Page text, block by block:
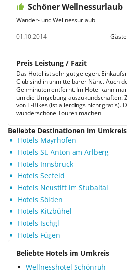
Schöner Wellnessurlaub
Wander- und Wellnessurlaub
01.10.2014
Preis Leistung / Fazit
Das Hotel ist sehr gut gelegen.
Club sind in unmittelbarer Nähe. Auch
Gehminuten entfernt. Im Hotel kann
um die Umgebung auszukundschaften.
von E-Bikes (ist allerdings nicht gratis).
wunderschöne Touren machen.
Beliebte Destinationen im Umkreis
Hotels Mayrhofen
Hotels St. Anton am Arlberg
Hotels Innsbruck
Hotels Seefeld
Hotels Neustift im Stubaital
Hotels Sölden
Hotels Kitzbühel
Hotels Ischgl
Hotels Fügen
Beliebte Hotels im Umkreis
Wellnesshotel Schönruh